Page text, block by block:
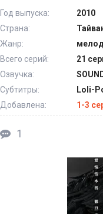
Год выпуска:
2010
Страна:
Жанр:
Всего серий:
21
Озвучка:
Субтитры:
Loli-
Добавлена:
1-3
1